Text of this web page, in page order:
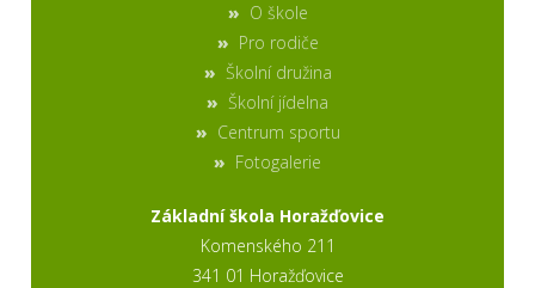
O škole
Pro rodiče
Školní družina
Školní jídelna
Centrum sportu
Fotogalerie
Základní škola Horažďovice
Komenského 211
341 01 Horažďovice